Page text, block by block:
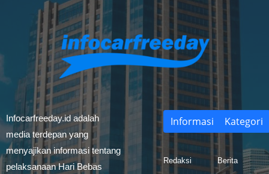
Infocarfreeday.id adalah
media terdepan yang
menyajikan informasi tentang
pelaksanaan Hari Bebas
Informasi
Redaksi
Kategori
Berita